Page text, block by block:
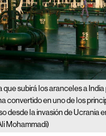
que subirá los aranceles a
convertido en uno de los
desde la invasión de Ucrania
Mohammadi)